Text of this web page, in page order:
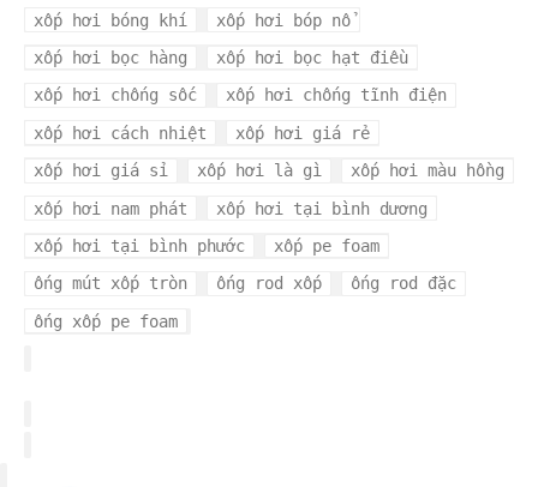
xốp hơi bóng khí
xốp hơi bóp nổ
xốp hơi bọc hàng
xốp hơi bọc hạt điều
xốp hơi chống sốc
xốp hơi chống tĩnh điện
xốp hơi cách nhiệt
xốp hơi giá rẻ
xốp hơi giá sỉ
xốp hơi là gì
xốp hơi màu hồng
xốp hơi nam phát
xốp hơi tại bình dương
xốp hơi tại bình phước
xốp pe foam
ống mút xốp tròn
ống rod xốp
ống rod đặc
ống xốp pe foam